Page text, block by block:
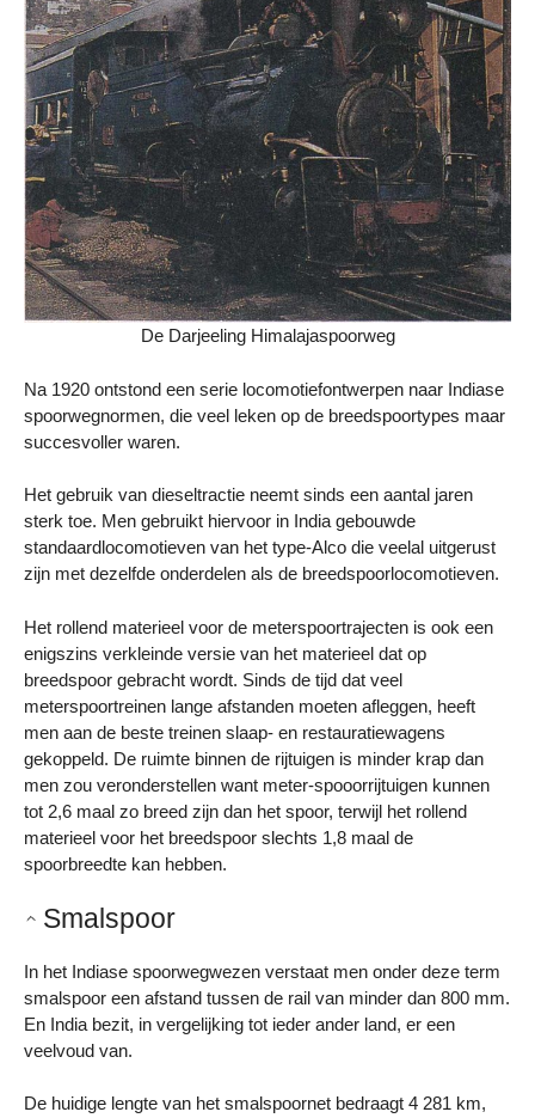
De Darjeeling Himalajaspoorweg
Na 1920 ontstond een serie locomotiefontwerpen naar Indiase
spoorwegnormen, die veel leken op de breedspoortypes maar
succesvoller waren.
Het gebruik van dieseltractie neemt sinds een aantal jaren
sterk toe. Men gebruikt hiervoor in India gebouwde
standaardlocomotieven van het type-Alco die veelal uitgerust
zijn met dezelfde onderdelen als de breedspoorlocomotieven.
Het rollend materieel voor de meterspoortrajecten is ook een
enigszins verkleinde versie van het materieel dat op
breedspoor gebracht wordt. Sinds de tijd dat veel
meterspoortreinen lange afstanden moeten afleggen, heeft
men aan de beste treinen slaap- en restauratiewagens
gekoppeld. De ruimte binnen de rijtuigen is minder krap dan
men zou veronderstellen want meter-spooorrijtuigen kunnen
tot 2,6 maal zo breed zijn dan het spoor, terwijl het rollend
materieel voor het breedspoor slechts 1,8 maal de
spoorbreedte kan hebben.
Smalspoor
In het Indiase spoorwegwezen verstaat men onder deze term
smalspoor een afstand tussen de rail van minder dan 800 mm.
En India bezit, in vergelijking tot ieder ander land, er een
veelvoud van.
De huidige lengte van het smalspoornet bedraagt 4 281 km,